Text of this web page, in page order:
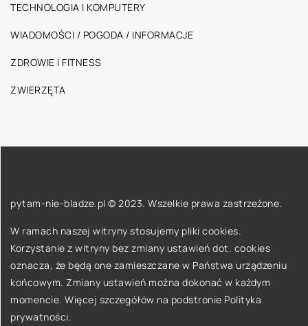
TECHNOLOGIA I KOMPUTERY
WIADOMOŚCI / POGODA / INFORMACJE
ZDROWIE I FITNESS
ZWIERZĘTA
pytam-nie-bladze.pl © 2023. Wszelkie prawa zastrzeżone.
W ramach naszej witryny stosujemy pliki cookies.
Korzystanie z witryny bez zmiany ustawień dot. cookies
oznacza, że będą one zamieszczane w Państwa urządzeniu
końcowym. Zmiany ustawień można dokonać w każdym
momencie. Więcej szczegółów na podstronie Polityka
prywatności.